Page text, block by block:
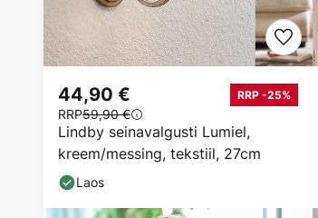
Lindby seinavalgusti Lumiel,
kreem/messing, tekstiil, 27cm
44,90 € RRP -25%
RRP59,90 €
Laos